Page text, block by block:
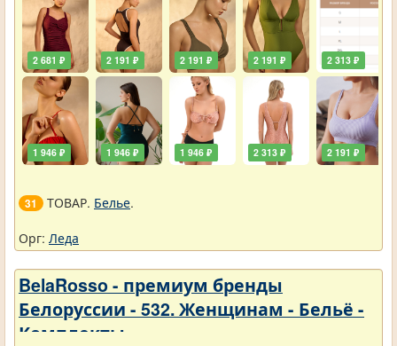
2 681 ₽
1 946 ₽
2 191 ₽
1 946 ₽
2 191 ₽
1 946 ₽
2 191 ₽
2 313 ₽
2 313 ₽
2 191 ₽
31 ТОВАР. Белье.
Орг: Леда
BelaRosso - премиум бренды
Белоруссии - 532. Женщинам - Бельё -
Комплекты